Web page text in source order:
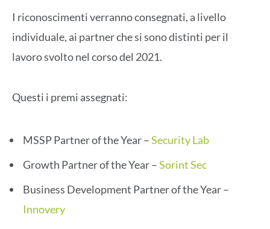
I riconoscimenti verranno consegnati, a livello
individuale, ai partner che si sono distinti per il
lavoro svolto nel corso del 2021.
Questi i premi assegnati:
MSSP Partner of the Year –Security Lab
Growth Partner of the Year –Sorint Sec
Business Development Partner of the Year –
Innovery